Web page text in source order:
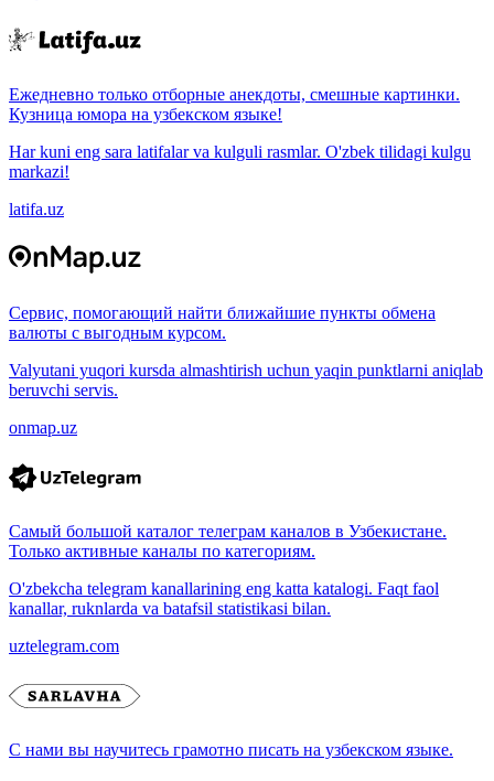
Ежедневно только отборные анекдоты, смешные картинки.
Кузница юмора на узбекском языке!
Har kuni eng sara latifalar va kulguli rasmlar. O'zbek tilidagi kulgu
markazi!
latifa.uz
Сервис, помогающий найти ближайшие пункты обмена
валюты с выгодным курсом.
Valyutani yuqori kursda almashtirish uchun yaqin punktlarni aniqlab
beruvchi servis.
onmap.uz
Самый большой каталог телеграм каналов в Узбекистане.
Только активные каналы по категориям.
O'zbekcha telegram kanallarining eng katta katalogi. Faqt faol
kanallar, ruknlarda va batafsil statistikasi bilan.
uztelegram.com
С нами вы научитесь грамотно писать на узбекском языке.